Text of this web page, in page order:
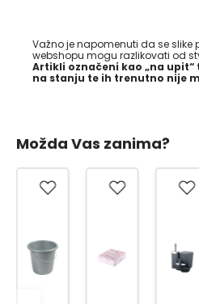
Važno je napomenuti da se slike
webshopu mogu razlikovati od
Artikli označeni kao „na
na stanju te ih trenutno nije
Možda Vas zanima?